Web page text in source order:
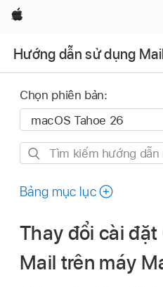
Apple
Hướng dẫn sử dụng
Chọn phiên bản:
Tìm
hướng
này
Bảng mục lục
Thay đổi cài
Mail trên máy